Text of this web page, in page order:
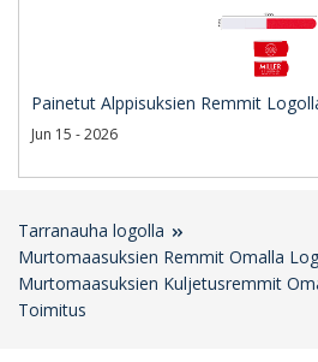
Painetut Alppisuksien Remmit
Jun 15 - 2026
Tarranauha logolla
Murtomaasuksien Remmit Omalla
Murtomaasuksien Kuljetusremmit
Toimitus